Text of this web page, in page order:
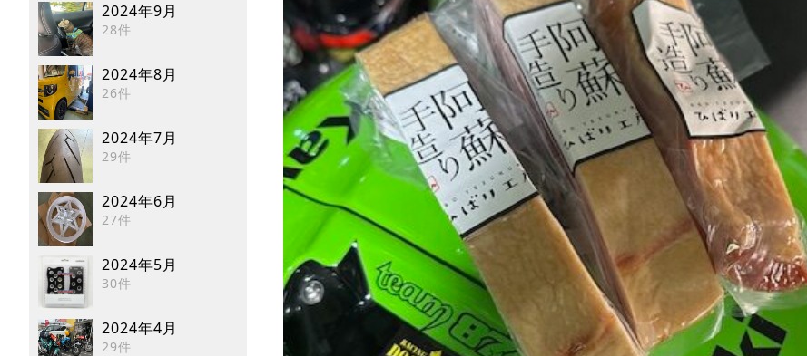
2024年9月
28件
2024年8月
26件
2024年7月
29件
2024年6月
27件
2024年5月
30件
2024年4月
29件